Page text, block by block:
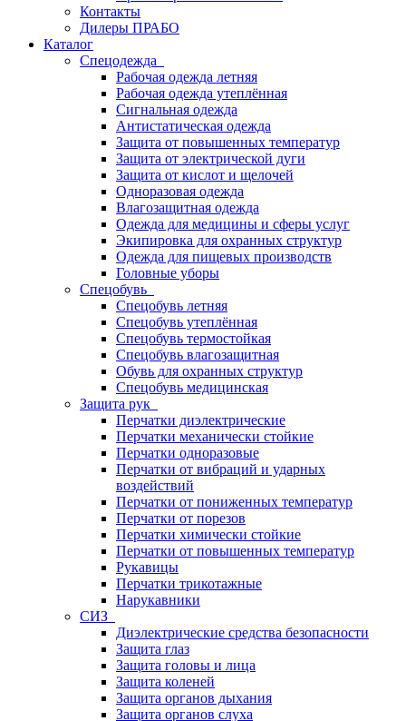
Контакты
Дилеры ПРАБО
Каталог
Спецодежда
Рабочая одежда летняя
Рабочая одежда утеплённая
Сигнальная одежда
Антистатическая одежда
Защита от повышенных температур
Защита от электрической дуги
Защита от кислот и щелочей
Одноразовая одежда
Влагозащитная одежда
Одежда для медицины и сферы услуг
Экипировка для охранных структур
Одежда для пищевых производств
Головные уборы
Спецобувь
Спецобувь летняя
Спецобувь утеплённая
Спецобувь термостойкая
Спецобувь влагозащитная
Обувь для охранных структур
Спецобувь медицинская
Защита рук
Перчатки диэлектрические
Перчатки механически стойкие
Перчатки одноразовые
Перчатки от вибраций и ударных
воздействий
Перчатки от пониженных температур
Перчатки от порезов
Перчатки химически стойкие
Перчатки от повышенных температур
Рукавицы
Перчатки трикотажные
Нарукавники
СИЗ
Диэлектрические средства безопасности
Защита глаз
Защита головы и лица
Защита коленей
Защита органов дыхания
Защита органов слуха